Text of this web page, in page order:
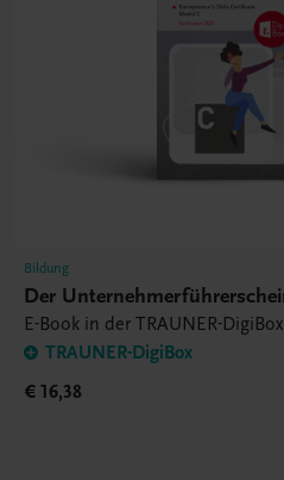
Bildung
Der
E-Book in der TRAUNER-DigiBox
TRAUNER-DigiBox
€ 16,38